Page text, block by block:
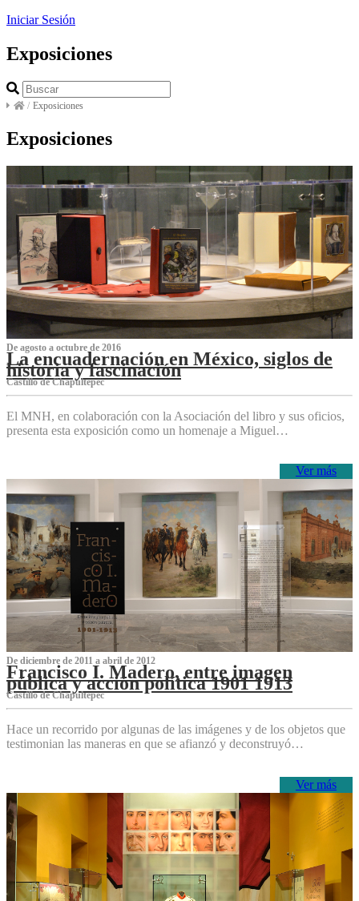
Iniciar Sesión
Exposiciones
/ Exposiciones
Exposiciones
De agosto a octubre de 2016
La encuadernación en México, siglos de
historia y fascinación
Castillo de Chapultepec
El MNH, en colaboración con la Asociación del libro y sus oficios,
presenta esta exposición como un homenaje a Miguel…
Ver más
De diciembre de 2011 a abril de 2012
Francisco I. Madero, entre imagen
pública y acción política 1901 1913
Castillo de Chapultepec
Hace un recorrido por algunas de las imágenes y de los objetos que
testimonian las maneras en que se afianzó y deconstruyó…
Ver más